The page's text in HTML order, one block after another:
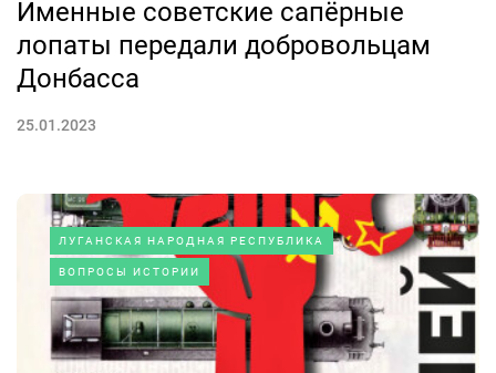
Именные советские сапёрные
лопаты передали добровольцам
Донбасса
25.01.2023
ЛУГАНСКАЯ НАРОДНАЯ РЕСПУБЛИКА
ВОПРОСЫ ИСТОРИИ